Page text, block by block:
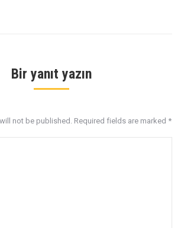
Bir yanıt yazın
not be published. Required fields are marked *